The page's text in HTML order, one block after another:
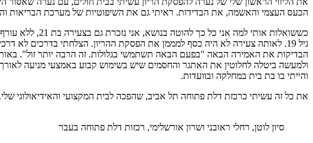
הכעס העצמי והאשמה, את הבדידות. ראיתי גם את השיפוטיות של מערכת הבריאות
גיל 19. לאותה צעירה לא היה כסף למממן את הפסקת ההריון. הצלחתי בדרכים לא
הבדיקות את האמירה הבאה "בפעם הבאה תשתמשי בגלולות. זה הרבה יותר זול".
ולמעשה ביטלה לחלוטין את האתגר והחסמים שיש בשימוש קבוע באמצעי מניעה לאורך
והייתי בו בת בית במחלקה ובוועדות.
את כל זה עשיתי כרכזת דלת פתוחה תל אביב, שהפכה לבית המקצועי והאידיאולוגי
סיון לוטן, רחלי ראובני ושרון אורשלימי, רכזות דלת פתוחה בעבר